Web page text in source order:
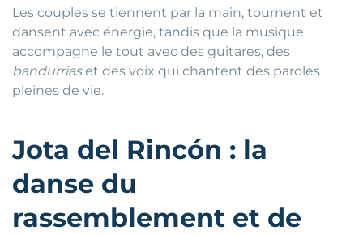
Les couples se tiennent par la main, tournent et
dansent avec énergie, tandis que la musique
accompagne le tout avec des guitares, des
bandurriaset des voix qui chantent des paroles
pleines de vie.
Jota del Rincón : la
danse du
rassemblement et de